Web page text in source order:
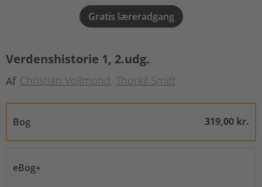
Gratis læreradgang
Verdenshistorie 1, 2.udg.
Af Christian Vollmond Thorkil Smitt
Bog 319,00 kr.
eBog+